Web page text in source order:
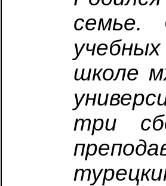
семье.
школе
три